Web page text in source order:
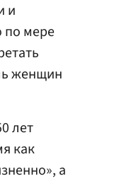
и
по мере
женщин
лет
как
а